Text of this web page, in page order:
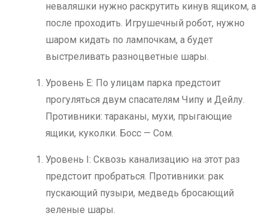
неваляшки нужно раскрутить кинув ящиком, а
после проходить. Игрушечный робот, нужно
шаром кидать по лампочкам, а будет
выстреливать разноцветные шары.
Уровень E: По улицам парка предстоит
прогуляться двум спасателям Чипу и Дейлу.
Противники: тараканы, мухи, прыгающие
ящики, куколки. Босс — Сом.
Уровень I: Сквозь канализацию на этот раз
предстоит пробраться. Противники: рак
пускающий пузыри, медведь бросающий
зеленые шары.